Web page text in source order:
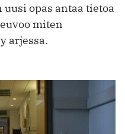
opas antaa tietoa
miten
arjessa.